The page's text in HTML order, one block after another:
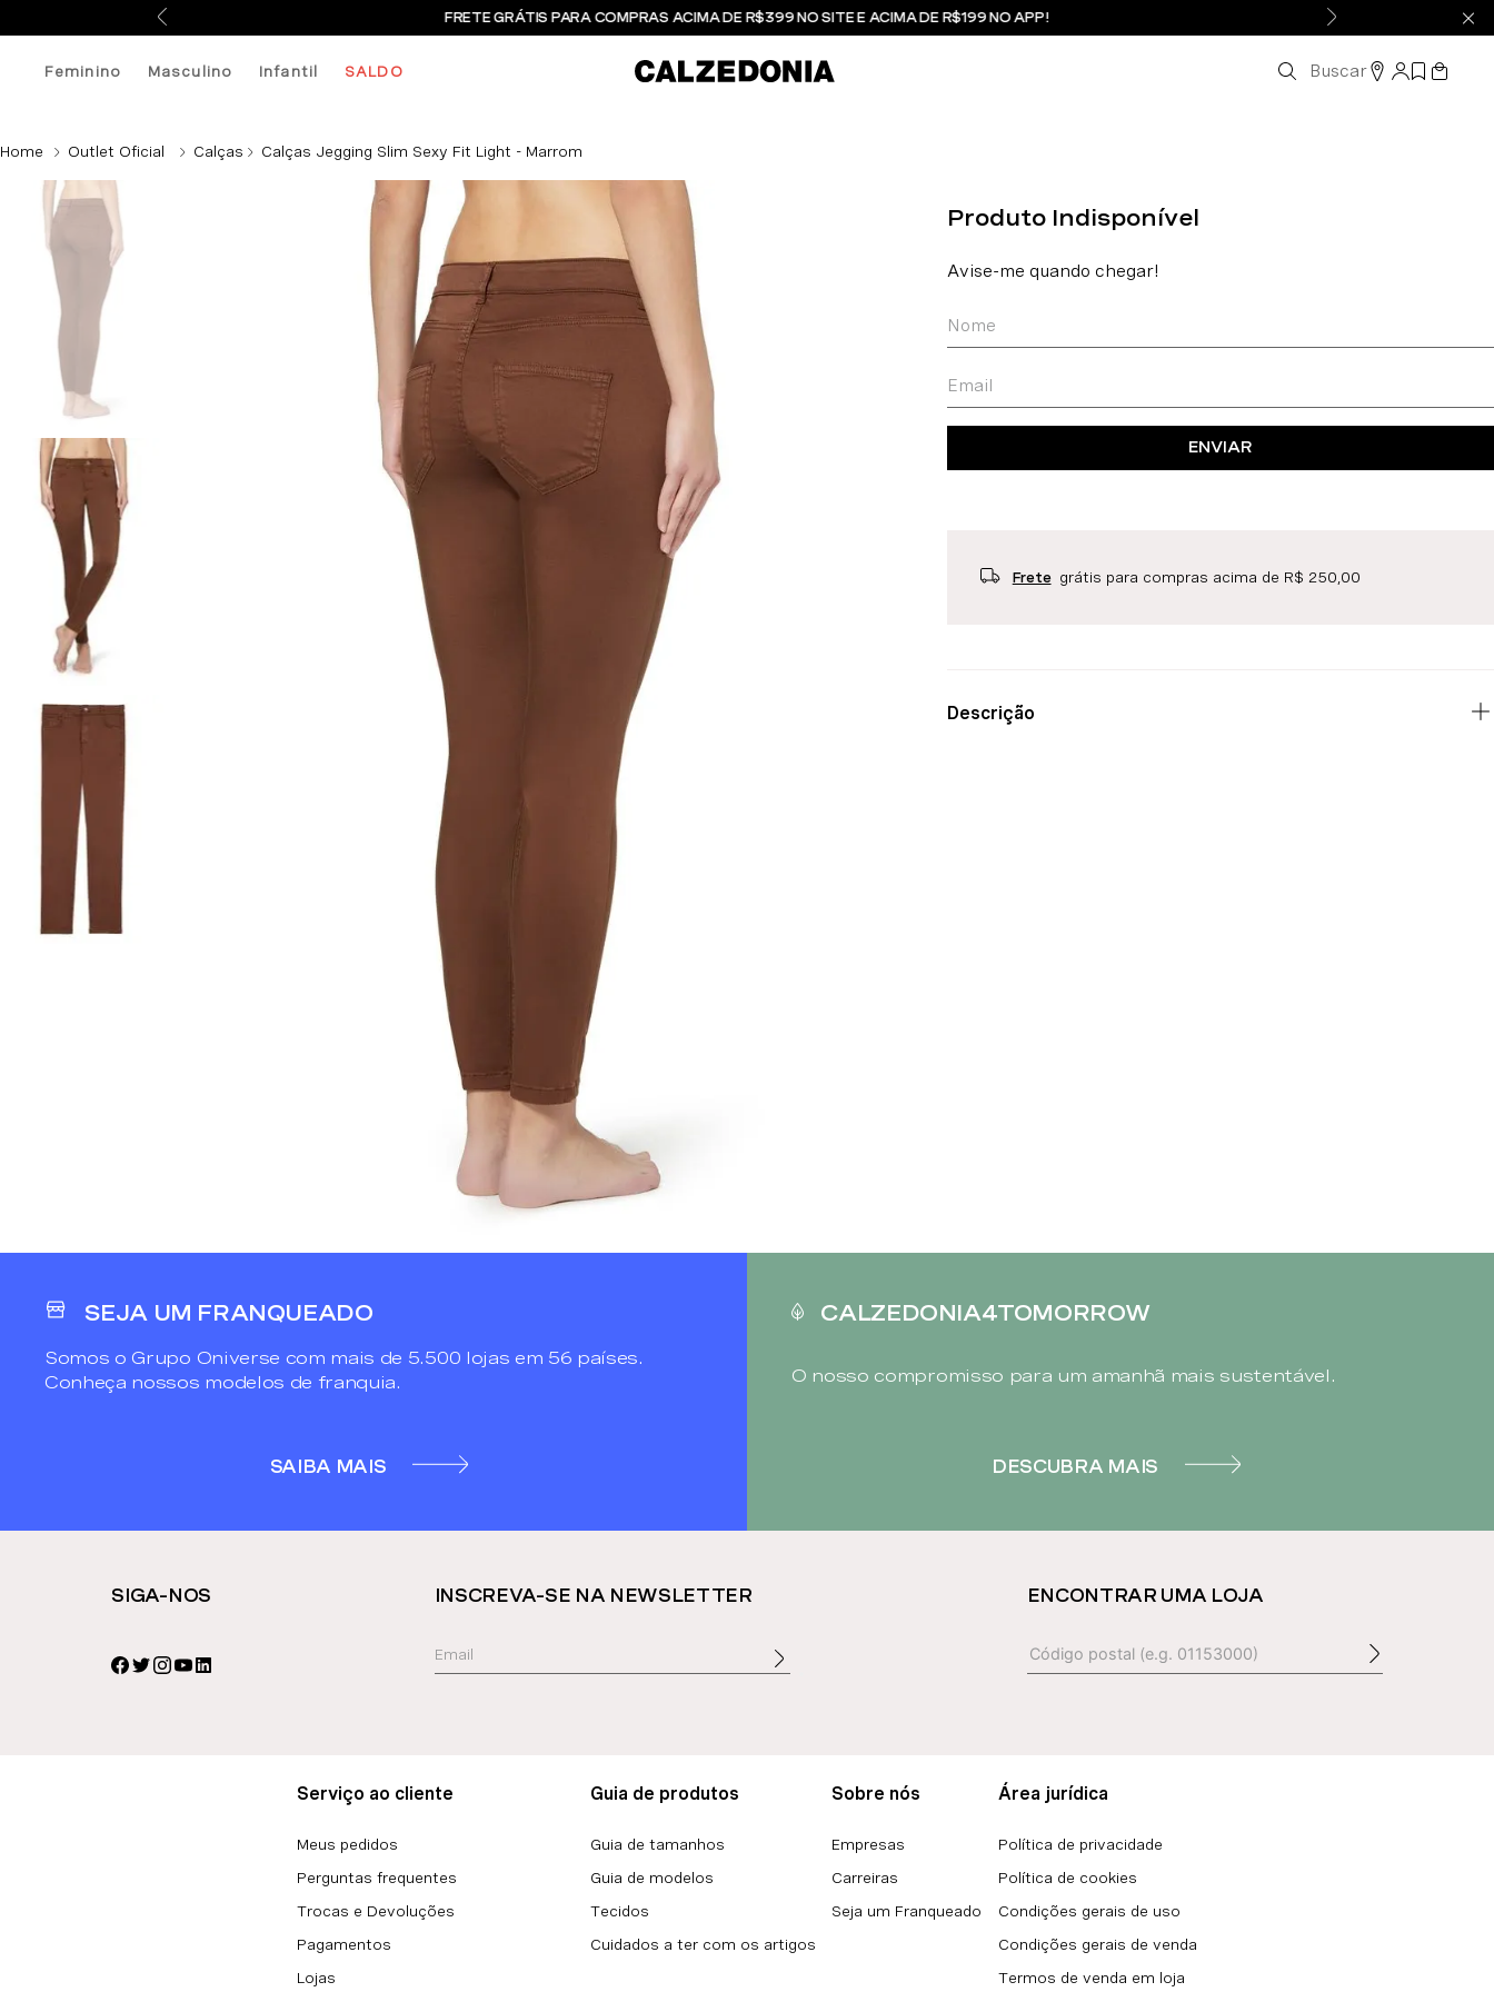
FRETE GRÁTIS PARA COMPRAS ACIMA DE R$399 NO SITE E ACIMA DE R$199 NO APP!
Feminino Masculino Infantil SALDO Buscar
Outlet Oficial Calças Calças Jegging Slim Sexy Fit Light - Marrom
ENVIAR
Frete grátis para compras acima de R$ 250,00
Descrição
SEJA UM FRANQUEADO
Somos o Grupo Oniverse com mais de 5.500 lojas em 56 países.
Conheça nossos modelos de franquia.
SAIBA MAIS
CALZEDONIA4TOMORROW
O nosso compromisso para um amanhã mais sustentável.
DESCUBRA MAIS
SIGA-NOS INSCREVA-SE NA NEWSLETTER ENCONTRAR UMA LOJA
Serviço ao cliente
Meus pedidos
Perguntas frequentes
Trocas e Devoluções
Pagamentos
Lojas
Guia de produtos
Guia de tamanhos
Guia de modelos
Tecidos
Cuidados a ter com os artigos
Sobre nós
Empresas
Carreiras
Seja um Franqueado
Área jurídica
Política de privacidade
Política de cookies
Condições gerais de uso
Condições gerais de venda
Termos de venda em loja